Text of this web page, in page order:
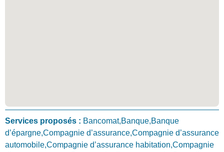
Services proposés : Bancomat,Banque,Banque
d’épargne,Compagnie d’assurance,Compagnie d’assurance
automobile,Compagnie d’assurance habitation,Compagnie